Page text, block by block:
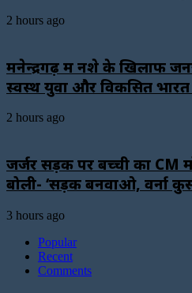
2 hours ago
मनेन्द्रगढ़ में नशे के खिलाफ
स्वस्थ युवा और विकसित
2 hours ago
जर्जर सड़क पर बच्ची का CM
बोली- ‘सड़क बनवाओ, वर्ना
3 hours ago
Popular
Recent
Comments